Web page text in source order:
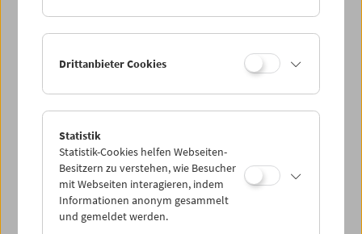
So 27.7.
PROGRAMM ÜBERBLICK
Drittanbieter Cookies
Statistik
Statistik-Cookies helfen Webseiten-
Besitzern zu verstehen, wie Besucher
mit Webseiten interagieren, indem
Informationen anonym gesammelt
und gemeldet werden.